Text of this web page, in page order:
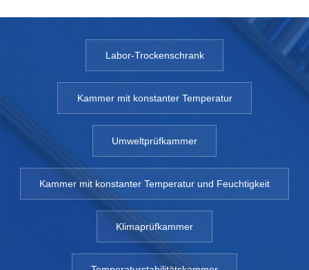
Labor-Trockenschrank
Kammer mit konstanter Temperatur
Umweltprüfkammer
Kammer mit konstanter Temperatur und Feuchtigkeit
Klimaprüfkammer